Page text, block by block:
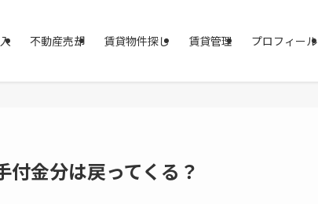
不動産売却 賃貸物件探し 賃貸管理 プロフィール
金分は戻ってくる？